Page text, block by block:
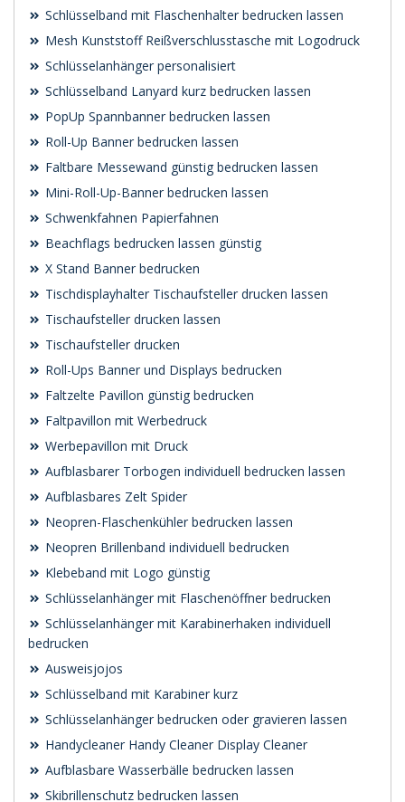
Schlüsselband mit Flaschenhalter bedrucken lassen
Mesh Kunststoff Reißverschlusstasche mit Logodruck
Schlüsselanhänger personalisiert
Schlüsselband Lanyard kurz bedrucken lassen
PopUp Spannbanner bedrucken lassen
Roll-Up Banner bedrucken lassen
Faltbare Messewand günstig bedrucken lassen
Mini-Roll-Up-Banner bedrucken lassen
Schwenk­fahnen Papierfahnen
Beachflags bedrucken lassen günstig
X Stand Banner bedrucken
Tischdisplayhalter Tischaufsteller drucken lassen
Tischaufsteller drucken lassen
Tischaufsteller drucken
Roll-Ups Banner und Displays bedrucken
Faltzelte Pavillon günstig bedrucken
Faltpavillon mit Werbedruck
Werbepavillon mit Druck
Aufblasbarer Torbogen individuell bedrucken lassen
Aufblasbares Zelt Spider
Neopren-Flaschenkühler bedrucken lassen
Neopren Brillenband individuell bedrucken
Klebeband mit Logo günstig
Schlüsselanhänger mit Flaschenöffner bedrucken
Schlüsselanhänger mit Karabinerhaken individuell
bedrucken
Ausweisjojos
Schlüsselband mit Karabiner kurz
Schlüsselanhänger bedrucken oder gravieren lassen
Handycleaner Handy Cleaner Display Cleaner
Aufblasbare Wasserbälle bedrucken lassen
Skibrillenschutz bedrucken lassen